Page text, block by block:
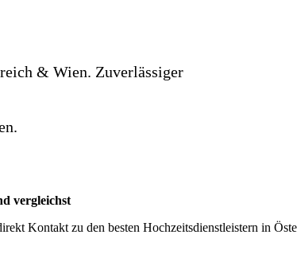
& Wien. Zuverlässiger
vergleichst
Kontakt zu den besten Hochzeitsdienstleistern in